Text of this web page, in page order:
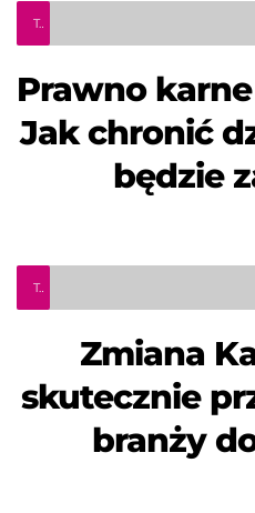
Teleinfo Pro Civium
Prawno
Jak chronić
będzie
Teleinfo Pro Civium
Zmiana
skutecznie
branży